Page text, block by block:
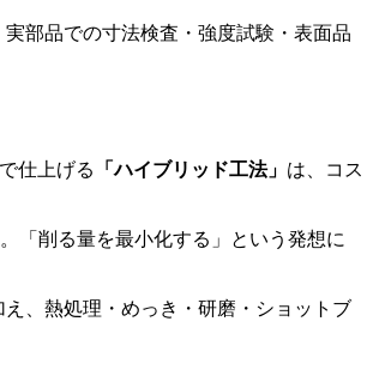
部品での寸法検査・強度試験・表面品
仕上げる 「ハイブリッド工法」 は、コス
「削る量を最小化する」という発想に
、熱処理・めっき・研磨・ショットブ